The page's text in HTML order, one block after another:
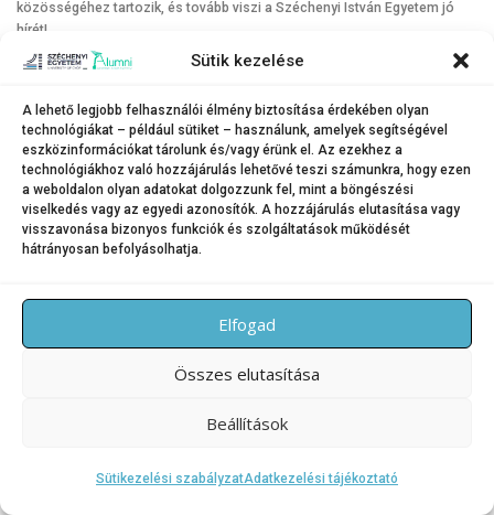
Sütik kezelése
A lehető legjobb felhasználói élmény biztosítása érdekében olyan
technológiákat – például sütiket – használunk, amelyek segítségével
eszközinformációkat tárolunk és/vagy érünk el. Az ezekhez a
technológiákhoz való hozzájárulás lehetővé teszi számunkra, hogy ezen
a weboldalon olyan adatokat dolgozzunk fel, mint a böngészési
viselkedés vagy az egyedi azonosítók. A hozzájárulás elutasítása vagy
visszavonása bizonyos funkciók és szolgáltatások működését
hátrányosan befolyásolhatja.
Elfogad
Összes elutasítása
Beállítások
Sütikezelési szabályzatAdatkezelési tájékoztató
közösségéhez tartozik, és tovább viszi a Széchenyi István Egyetem jó
hírét!
Copyright © 2026 SZE Alumni – Széchenyi István Egyetem
OnePresstéma FameThemes által